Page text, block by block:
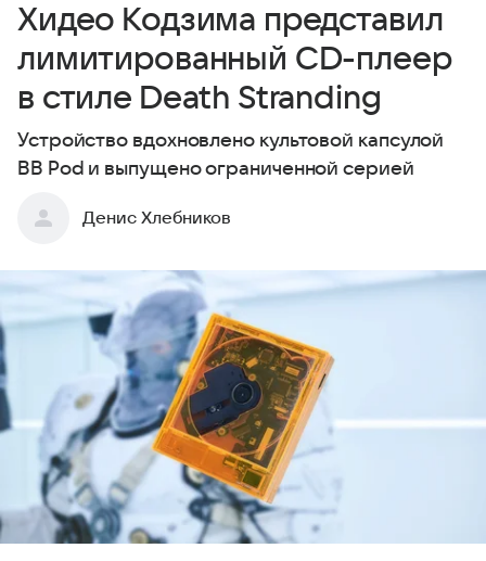
Хидео Кодзима представил
лимитированный CD-плеер
в стиле Death Stranding
Устройство вдохновлено культовой капсулой
BB Pod и выпущено ограниченной серией
Денис Хлебников